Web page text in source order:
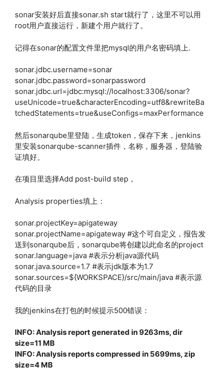
sonar安装好后直接sonar.sh start就行了，这里不可以用
root用户直接运行，新建个用户就行了。
记得在sonar的配置文件里把mysql的用户名密码填上.
sonar.jdbc.username=sonar
sonar.jdbc.password=sonarpassword
sonar.jdbc.url=jdbc:mysql://localhost:3306/sonar?
useUnicode=true&characterEncoding=utf8&rewriteBa
tchedStatements=true&useConfigs=maxPerformance
然后sonarqube里登陆，生成token，保存下来，jenkins
里安装sonarqube-scanner插件，名称，服务器，登陆验
证填好。
在项目里选择Add post-build step，
Analysis properties填上：
sonar.projectKey=apigateway
sonar.projectName=apigateway #这个可自定义，报告发
送到sonarqube后，sonarqube将创建以此命名的project
sonar.language=java #表示分析java源代码
sonar.java.source=1.7 #表示jdk版本为1.7
sonar.sources=${WORKSPACE}/src/main/java #表示源
代码的目录
我的jenkins在打包的时候提示500错误：
INFO: Analysis report generated in 9263ms, dir
size=11 MB
INFO: Analysis reports compressed in 5699ms, zip
size=4 MB